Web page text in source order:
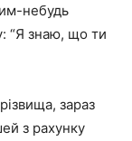
небудь
“Я знаю, що ти
зараз
з рахунку